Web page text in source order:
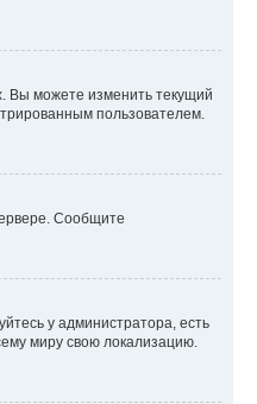
Вы можете изменить текущий
пользователем.
Сообщите
у администратора, есть
миру свою локализацию.